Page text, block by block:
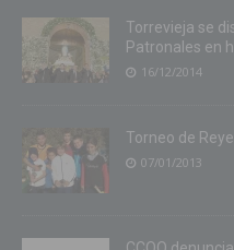
Torrevieja se
Patronales en
16/12/2014
Torneo de
07/01/2013